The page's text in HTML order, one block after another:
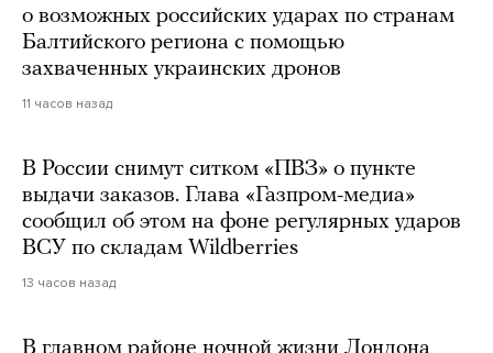
о возможных российских ударах по странам
Балтийского региона с помощью
захваченных украинских дронов
11 часов назад
В России снимут ситком «ПВЗ» о пункте
выдачи заказов. Глава «Газпром-медиа»
сообщил об этом на фоне регулярных ударов
ВСУ по складам Wildberries
13 часов назад